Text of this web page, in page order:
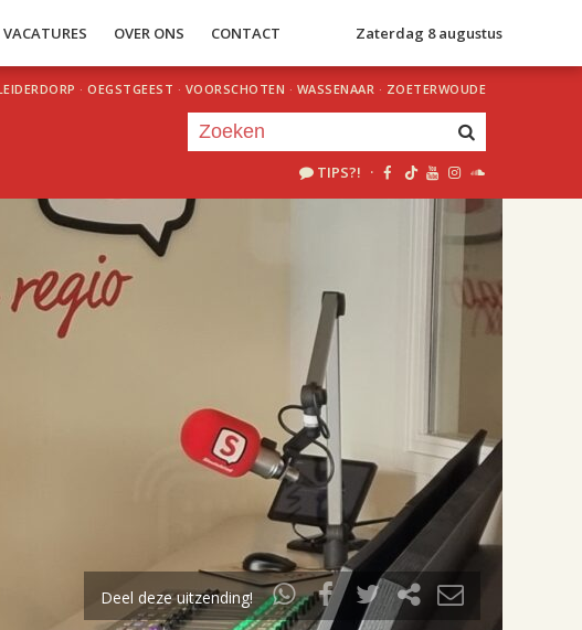
VACATURES OVER ONS CONTACT Zaterdag 8 augustus
· OEGSTGEEST · VOORSCHOTEN · WASSENAAR · ZOETERWOUDE
TIPS?! ·
uur 1 van 2
Volgend uur
Deel deze uitzending!